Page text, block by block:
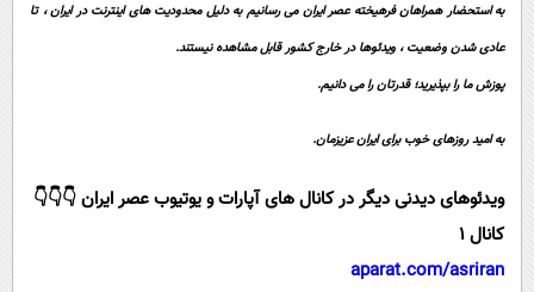
محیط زیست
سفر و تفریح
علمی
گوناگون
سیاست
داستان کوتاه
به استحضار همراهان فرهیخته عصر ایران می رسانیم به دلیل محدودیت های اینترنت در ایران ، تا
عادی شدن وضعیت ، ویدئوها در خارج کشور قابل مشاهده نیستند.
پوزش ما را بپذیرید؛ قدرتان را می دانیم.
به امید روزهای خوب برای ایران عزیزمان.
ویدئوهای دیدنی دیگر در کانال های آپارات و یوتیوب عصر ایران 👇👇👇
کانال 1
aparat.com/asriran